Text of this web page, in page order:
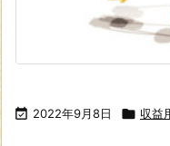
 2022年9月8日  収益